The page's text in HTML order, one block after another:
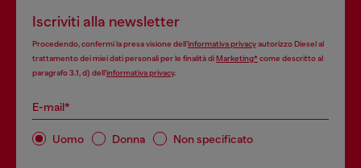
Iscriviti alla newsletter
Procedendo, confermi la presa visione dell’informativa privacyautorizzo Diesel al
trattamento dei miei dati personali per le finalità diMarketing*come descritto al
paragrafo 3.1, d) dell’informativa privacy.
E-mail*
Uomo Donna Non specificato